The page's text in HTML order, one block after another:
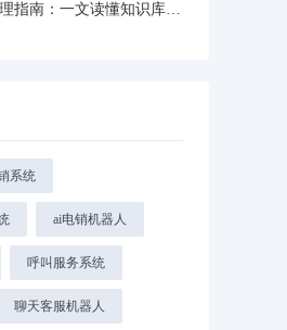
南：一文读懂知识库管理系统...
系统
ai电销机器人
呼叫服务系统
聊天客服机器人